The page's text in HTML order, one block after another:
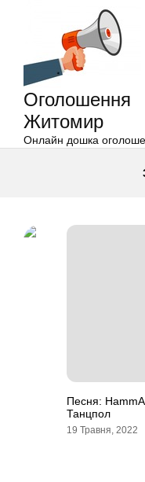
Оголошення
Житомир
Онлайн дошка
Песня:
Танцпол
19 Травня, 2022